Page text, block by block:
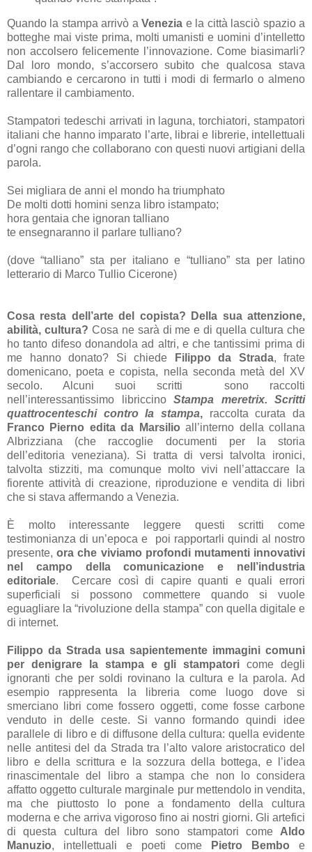
Quando la stampa arrivò aVenezia e la città lasciò spazio a
botteghe mai viste prima, molti umanisti e uomini d’intelletto
non accolsero felicemente l’innovazione. Come biasimarli?
Dal loro mondo, s’accorsero subito che qualcosa stava
cambiando e cercarono in tutti i modi di fermarlo o almeno
rallentare il cambiamento.
Stampatori tedeschi arrivati in laguna, torchiatori, stampatori
italiani che hanno imparato l’arte, librai e librerie, intellettuali
d’ogni rango che collaborano con questi nuovi artigiani della
parola.
Sei migliara de anni el mondo ha triumphato
De molti dotti homini senza libro istampato;
hora gentaia che ignoran talliano
te ensegnaranno il parlare tulliano?
(dove “talliano” sta per italiano e “tulliano” sta per latino
letterario di Marco Tullio Cicerone)
Cosa resta dell’arte del copista? Della sua attenzione,
abilità, cultura? Cosa ne sarà di me e di quella cultura che
ho tanto difeso donandola ad altri, e che tantissimi prima di
me hanno donato? Si chiede
Filippo da Strada, frate
domenicano, poeta e copista, nella seconda metà del XV
secolo. Alcuni suoi scritti sono raccolti
nell’interessantissimo libriccino Stampa meretrix. Scritti
quattrocenteschi contro la stampa,
raccolta curata da
Franco Pierno edita da Marsilio all’interno della collana
Albrizziana (che raccoglie documenti per la storia
dell’editoria veneziana). Si tratta di versi talvolta ironici,
talvolta stizziti, ma comunque molto vivi nell’attaccare la
fiorente attività di creazione, riproduzione e vendita di libri
che si stava affermando a Venezia.
È molto interessante leggere questi scritti come
testimonianza di un’epoca e poi rapportarli quindi al nostro
presente,ora che viviamo profondi mutamenti innovativi
nel campo della comunicazione e nell’industria
editoriale. Cercare così di capire quanti e quali errori
superficiali si possono commettere quando si vuole
eguagliare la “rivoluzione della stampa” con quella digitale e
di internet.
Filippo da Strada usa sapientemente immagini comuni
per denigrare la stampa e gli stampatori come degli
ignoranti che per soldi rovinano la cultura e la parola. Ad
esempio rappresenta la libreria come luogo dove si
smerciano libri come fossero oggetti, come fosse carbone
venduto in delle ceste. Si vanno formando quindi idee
parallele di libro e di diffusone della cultura: quella evidente
nelle antitesi del da Strada tra l’alto valore aristocratico del
libro e della scrittura e la sozzura della bottega, e l’idea
rinascimentale del libro a stampa che non lo considera
affatto oggetto culturale marginale pur mettendolo in vendita,
ma che piuttosto lo pone a fondamento della cultura
moderna e che arriva vigoroso fino ai nostri giorni. Gli artefici
di questa cultura del libro sono stampatori come Aldo
Manuzio, intellettuali e poeti come Pietro Bembo e